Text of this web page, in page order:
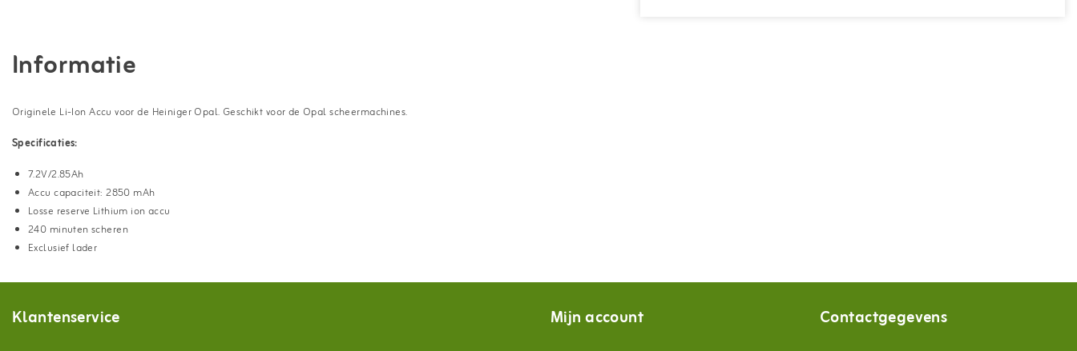
Informatie
Originele Li-Ion Accu voor de Heiniger Opal. Geschikt voor de Opal scheermachines.
Specificaties:
7.2V/2.85Ah
Accu capaciteit: 2850 mAh
Losse reserve Lithium ion accu
240 minuten scheren
Exclusief lader
Klantenservice Mijn account Contactgegevens